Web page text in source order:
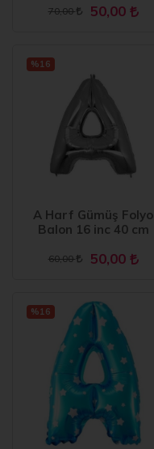
70,00 50,00
A Harf Gümüş Folyo
Balon 16 inc 40 cm
60,00 50,00
%16
%16